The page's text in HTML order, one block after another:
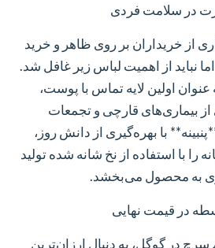
در سلامت فردی
از خریداران بر روی ظاهر و خرید
نباید از اهمیت لباس زیر غافل شد.
اولین لایه تماس با پوست،
بیماری‌های قارچی و تجمعات
با بهره‌گیری از دانش روز،
را با استفاده از نخ شانه شده تولید
به محصول می‌بخشد.
در قیمت نهایی
سرچ در گوگل، به دنبال ارزان‌ترین